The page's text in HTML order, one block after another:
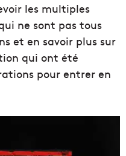
les multiples
ne sont pas tous
et en savoir plus sur
qui ont été
pour entrer en